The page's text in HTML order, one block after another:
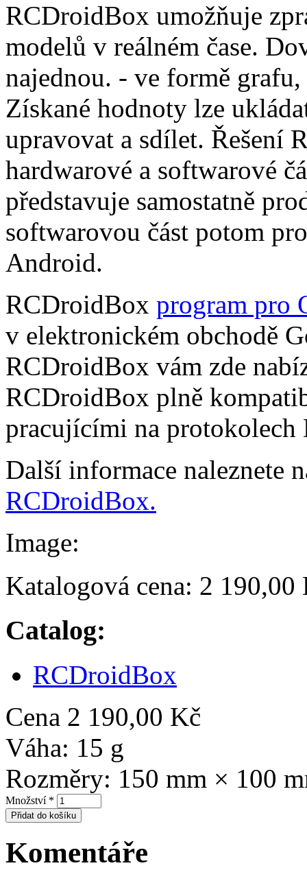
RCDroidBox umožňuje
modelů v reálném čase.
najednou. - ve formě
Získané hodnoty lze
upravovat a sdílet. Řešení
hardwarové a softwarové
představuje samostatně
softwarovou část potom
Android.
RCDroidBox program pro
v elektronickém obchodě
RCDroidBox vám zde
RCDroidBox plně
pracujícími na
Další informace naleznete
RCDroidBox.
Image:
Katalogová cena: 2 190,00
Catalog:
RCDroidBox
Cena 2 190,00 Kč
Váha: 15 g
Rozměry: 150 mm × 100
Množství *
Komentáře